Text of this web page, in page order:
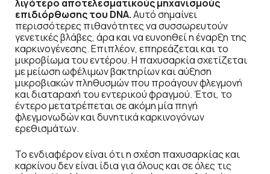
λιγότερο αποτελεσματικούς μηχανισμούς
επιδιόρθωσης του DNA.Αυτό σημαίνει
περισσότερες πιθανότητες να συσσωρευτούν
γενετικές βλάβες, άρα και να ευνοηθεί η έναρξη της
καρκινογένεσης. Επιπλέον, επηρεάζεται και το
μικροβίωμα του εντέρου. Η παχυσαρκία σχετίζεται
με μείωση ωφέλιμων βακτηρίων και αύξηση
μικροβιακών πληθυσμών που προάγουν φλεγμονή
και διαταραχή του εντερικού φραγμού. Έτσι, το
έντερο μετατρέπεται σε ακόμη μία πηγή
φλεγμονωδών και δυνητικά καρκινογόνων
ερεθισμάτων.
Το ενδιαφέρον είναι ότι η σχέση παχυσαρκίας και
καρκίνου δεν είναι ίδια για όλους και σε όλες τις